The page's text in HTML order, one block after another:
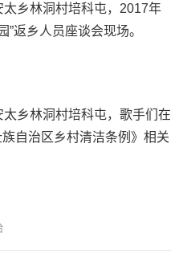
乡林洞村培科屯，2017年
”返乡人员座谈会现场。
乡林洞村培科屯，歌手们在
自治区乡村清洁条例》相关